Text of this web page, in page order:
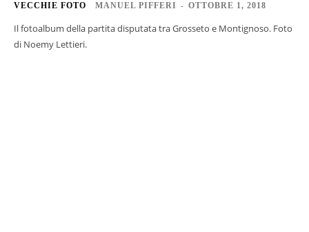
VECCHIE FOTO MANUEL PIFFERI - OTTOBRE 1, 2018
Il fotoalbum della partita disputata tra Grosseto e Montignoso. Foto
di Noemy Lettieri.